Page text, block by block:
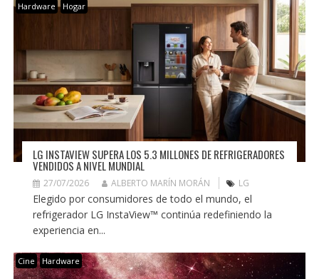
Hardware Hogar
LG INSTAVIEW SUPERA LOS 5.3 MILLONES DE REFRIGERADORES
VENDIDOS A NIVEL MUNDIAL
27/07/2026 ALBERTO MARÍN MORÁN LG
Elegido por consumidores de todo el mundo, el
refrigerador LG InstaView™ continúa redefiniendo la
experiencia en...
Cine Hardware